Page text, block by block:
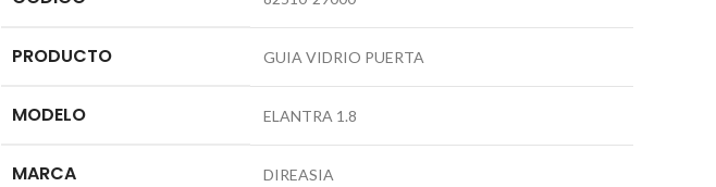
PRODUCTO GUIA VIDRIO PUERTA
MODELO ELANTRA 1.8
MARCA DIREASIA